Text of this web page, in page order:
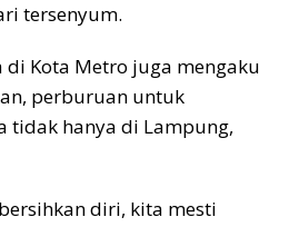
tersenyum.
di Kota Metro juga mengaku
perburuan untuk
tidak hanya di Lampung,
diri, kita mesti